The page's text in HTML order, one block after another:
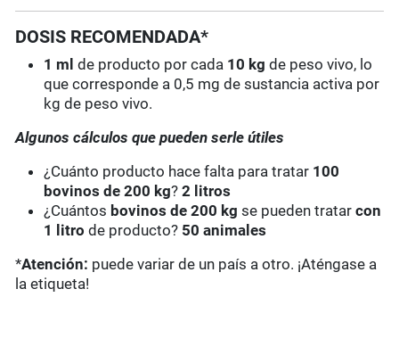
DOSIS RECOMENDADA*
1 ml de producto por cada 10 kg de peso vivo, lo
que corresponde a 0,5 mg de sustancia activa por
kg de peso vivo.
Algunos cálculos que pueden serle útiles
¿Cuánto producto hace falta para tratar 100
bovinos de 200 kg?2 litros
¿Cuántos bovinos de 200 kg se pueden tratarcon
1 litro de producto? 50 animales
*Atención: puede variar de un país a otro. ¡Aténgase a
la etiqueta!